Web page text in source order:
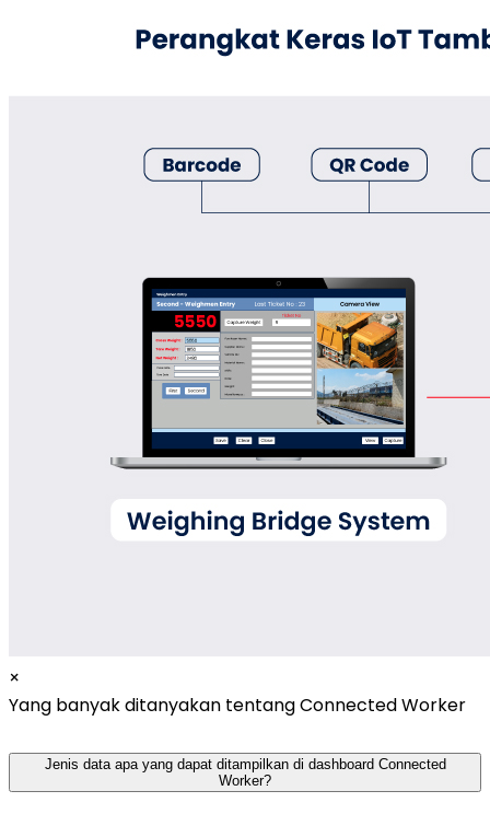
×
Yang banyak ditanyakan tentang Connected Worker
Jenis data apa yang dapat ditampilkan di dashboard Connected
Worker?